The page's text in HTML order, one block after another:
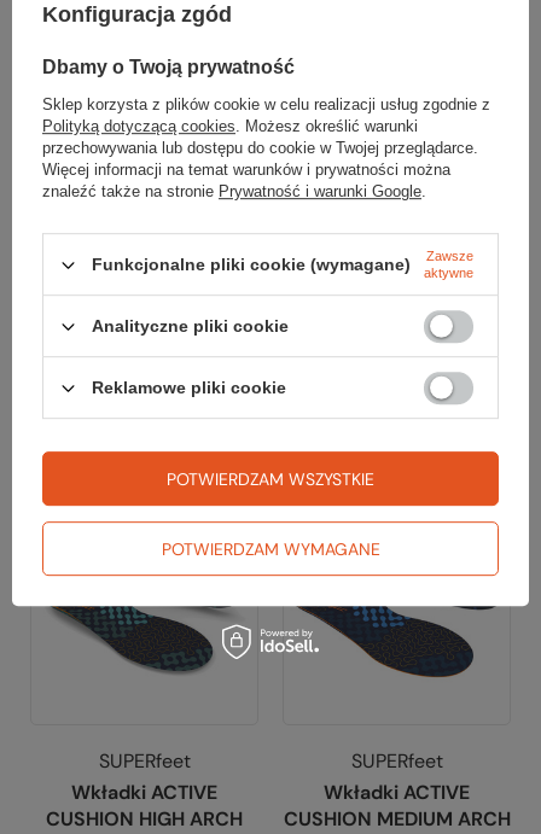
Granger's
Wkładki do butów TREK
G20
99,99 zł
40 42 43 44 45
Granger's
Wkładki do butów G30
STABILITY
129,99 zł
45
SUPERfeet
Wkładki ACTIVE
CUSHION HIGH ARCH
SUPERfeet
Wkładki ACTIVE
CUSHION MEDIUM ARCH
Konfiguracja zgód
Dbamy o Twoją prywatność
Sklep korzysta z plików cookie w celu realizacji usług zgodnie z
Polityką dotyczącą cookies. Możesz określić warunki
przechowywania lub dostępu do cookie w Twojej przeglądarce.
Więcej informacji na temat warunków i prywatności można
znaleźć także na stronie Prywatność i warunki Google.
Funkcjonalne pliki cookie (wymagane)
Zawsze
aktywne
Analityczne pliki cookie
Reklamowe pliki cookie
POTWIERDZAM WYMAGANE
POTWIERDZAM WSZYSTKIE